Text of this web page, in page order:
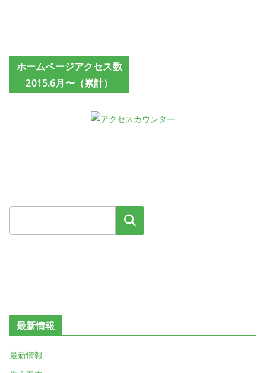
ホームページアクセス数
2015.6月〜（累計）
検索
最新情報
最新情報